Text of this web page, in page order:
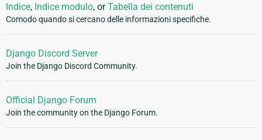
Indice, Indice modulo, orTabella dei contenuti
Comodo quando si cercano delle informazioni specifiche.
Django Discord Server
Join the Django Discord Community.
Official Django Forum
Join the community on the Django Forum.